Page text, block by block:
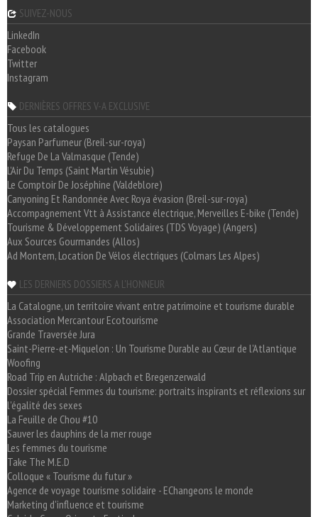
SUIVEZ-NOUS
LinkedIn
Facebook
Twitter
Instagram
DERNIÈRES OFFRES V-A EXCLUSIVE
Tous les catalogues
Paysan Parfumeur (Breil-sur-roya)
Refuge De La Valmasque (Tende)
L'Air Du Temps (Saint Martin Vésubie)
Le Comptoir De Joséphine (Valdeblore)
Canyoning Et Randonnée Avec Roya évasion (Breil-sur-roya)
Accompagnement Vtt à Assistance électrique, Merveilles E-bike (Tende)
Tourisme & Développement Solidaires (TDS Voyage) (Angers)
Aux Sources Gourmandes (Allos)
Ad Montem, Location De Vélos électriques (Colmars Les Alpes)
LES DERNIERS DOSSIERS A L'HONNEUR
La Catalogne, un territoire vivant entre patrimoine et tourisme durable
Association Mercantour Ecotourisme
Grande Traversée Jura
Saint-Pierre-et-Miquelon : Un Tourisme Durable au Cœur de l'Atlantique
Woofing
Road Trip en Autriche : Alpbach et Bregenzerwald
Dossier spécial Femmes du tourisme: portraits inspirants et réflexions sur
l'égalité des sexes
La Feuille de Chou #10
Sauver les dauphins de la mer rouge
Les femmes du tourisme
Take The M.E.D
Colloque « Tourisme du futur »
Agence de voyage tourisme solidaire - EChangeons le monde
Marketing d'influence et tourisme